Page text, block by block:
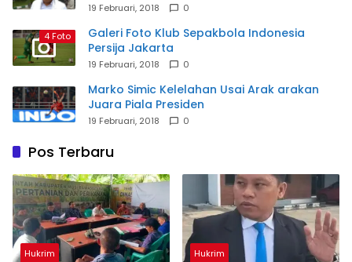
19 Februari, 2018 0
4 Foto
Galeri Foto Klub Sepakbola Indonesia
Persija Jakarta
19 Februari, 2018 0
Marko Simic Kelelahan Usai Arak arakan
Juara Piala Presiden
19 Februari, 2018 0
Pos Terbaru
Hukrim Hukrim